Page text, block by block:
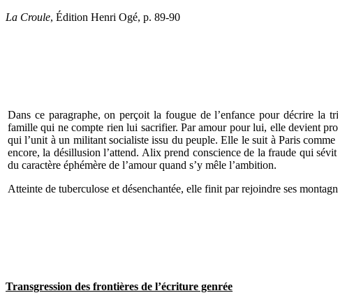
La Croule, Édition Henri Ogé, p. 89-90
Dans ce paragraphe, on perçoit la fougue de l’enfance pour décrire la
famille qui ne compte rien lui sacrifier. Par amour pour lui, elle devient
qui l’unit à un militant socialiste issu du peuple. Elle le suit à Paris
encore, la désillusion l’attend. Alix prend conscience de la fraude qui
du caractère éphémère de l’amour quand s’y mêle l’ambition.
Atteinte de tuberculose et désenchantée, elle finit par rejoindre ses
Transgression des frontières de l’écriture genrée